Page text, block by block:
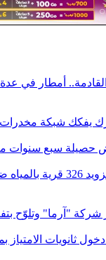
ساعة القادمة.. أمطار
يفكك شبكة مخدرات ويحجز 14
حصيلة سبع سنوات
وزارة المياه تعلن
شركة "آرما" وتلوّح